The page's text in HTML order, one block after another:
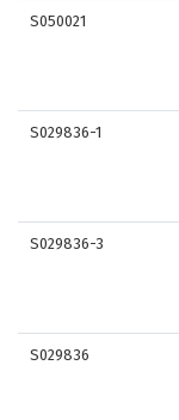
S050021
S029836-1
S029836-3
S029836